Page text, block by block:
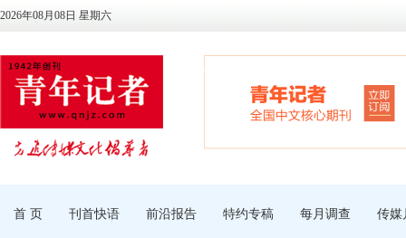
2026年08月08日 星期六
首 页 刊首快语 前沿报告 特约专稿 每月调查 传媒